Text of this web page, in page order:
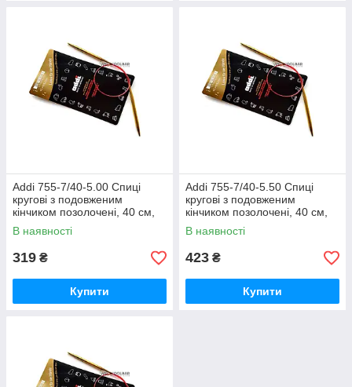
Addi 755-7/40-5.00 Спиці
кругові з подовженим
кінчиком позолочені, 40 см,
5.00 мм
В наявності
319 ₴
Купити
Addi 755-7/40-5.50 Спиці
кругові з подовженим
кінчиком позолочені, 40 см,
5.50 мм
В наявності
423 ₴
Купити